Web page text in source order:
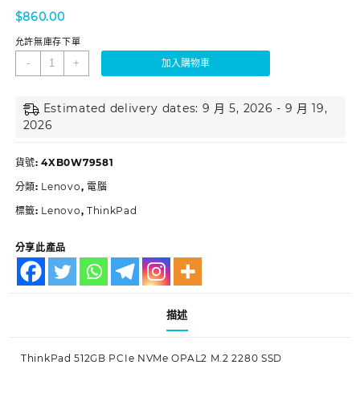
$860.00
允許無庫存下單
- + 加入購物車
Estimated delivery dates: 9 月 5, 2026 - 9 月 19,
2026
貨號:4XB0W79581
分類: Lenovo, 電腦
標籤: Lenovo, ThinkPad
分享此產品
描述
ThinkPad 512GB PCIe NVMe OPAL2 M.2 2280 SSD